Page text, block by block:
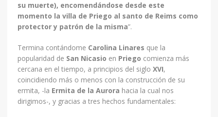
su muerte), encomendándose desde este
momento la villa de Priego al santo de Reims como
protector y patrón de la misma”.
Termina contándome Carolina Linares que la
popularidad de San Nicasio en Priego comienza más
cercana en el tiempo, a principios del siglo XVI,
coincidiendo más o menos con la construcción de su
ermita, -la Ermita de la Aurora hacia la cual nos
dirigimos-, y gracias a tres hechos fundamentales: